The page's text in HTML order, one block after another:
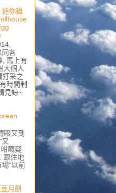
迷你雞
同各
, 馬上有
大個人
打采之
時間制
見諒~
眼又到
嘅疑
跟住地
場"以前
月餅